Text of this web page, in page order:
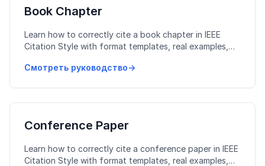
Book Chapter
Learn how to correctly cite a book chapter in IEEE
Citation Style with format templates, real examples,
Смотреть руководство→
Conference Paper
Learn how to correctly cite a conference paper in IEEE
Citation Style with format templates, real examples,